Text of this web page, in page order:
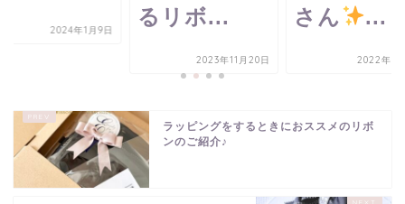
2024年1月9日
るリボ...
2023年11月20日
さん
...
2022年9
ラッピングをするときにおススメのリボ
ンのご紹介♪